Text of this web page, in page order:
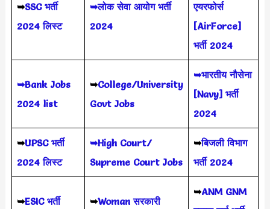
➥SSC भर्ती
2024 लिस्ट
➥लोक सेवा आयोग भर्ती
2024
एयरफोर्स
[AirForce]
भर्ती 2024
➥Bank Jobs
2024 list
➥College/University
Govt Jobs
➥भारतीय नौसेना
[Navy] भर्ती
2024
➥UPSC भर्ती
2024 लिस्ट
➥High Court/
Supreme Court Jobs
➥बिजली विभाग
भर्ती 2024
➥ESIC भर्ती
➥Woman सरकारी
➥ANM GNM